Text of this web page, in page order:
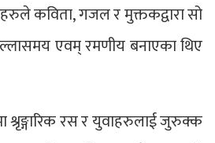
कविता, गजल र मुक्तकद्वारा सो
एवम् रमणीय बनाएका थिए
श्रृङ्गारिक रस र युवाहरुलाई जुरुक्क